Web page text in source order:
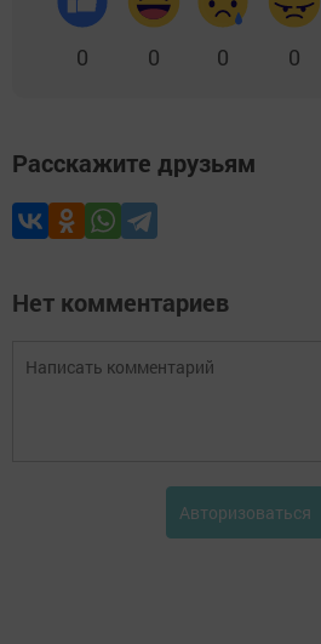
0 0 0 0
Расскажите друзьям
Нет комментариев
Авторизоваться